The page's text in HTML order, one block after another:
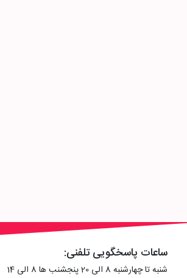
ساعات پاسخگویی تلفنی:
شنبه تا چهارشنبه 8 الی 20 پنجشنب ها 8 الی 14